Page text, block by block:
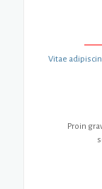
Vitae
Proin